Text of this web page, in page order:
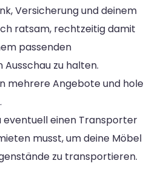
Versicherung und deinem
ratsam, rechtzeitig damit
passenden
zu halten.
mehrere Angebote und hole
eventuell einen Transporter
musst, um deine Möbel
zu transportieren.